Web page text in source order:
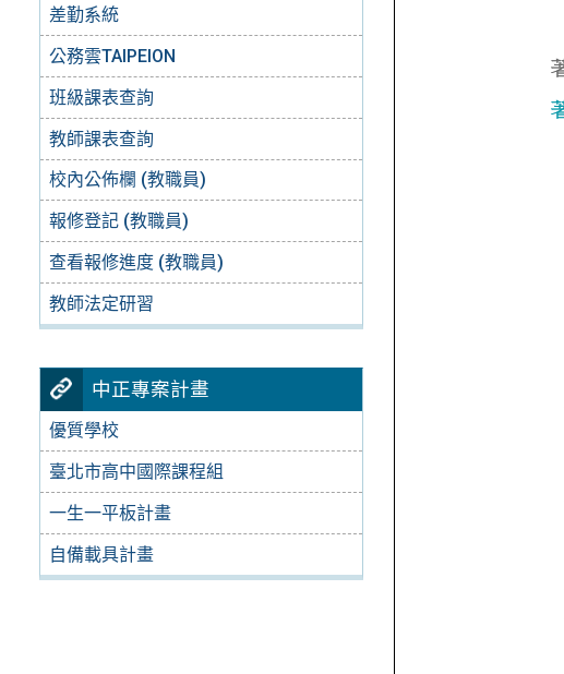
差勤系統
公務雲TAIPEION
班級課表查詢
教師課表查詢
校內公佈欄 (教職員)
報修登記 (教職員)
查看報修進度 (教職員)
教師法定研習
中正專案計畫
優質學校
臺北市高中國際課程組
一生一平板計畫
自備載具計畫